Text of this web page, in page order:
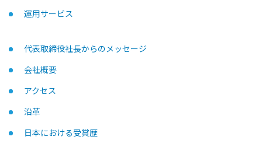
運用サービス
代表取締役社長からのメッセージ
会社概要
アクセス
沿革
日本における受賞歴